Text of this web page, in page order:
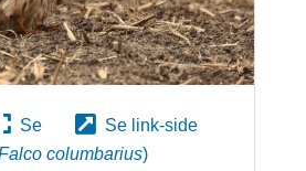
Se
Se link-side
columbarius)